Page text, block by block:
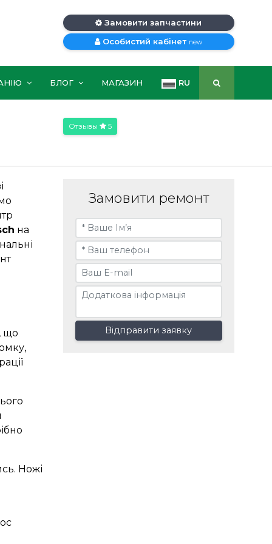
Замовити запчастини
Особистий кабінет new
БЛОГ МАГАЗИН RU
Отзывы 5
на
що
Ножі
Замовити ремонт
Відправити заявку